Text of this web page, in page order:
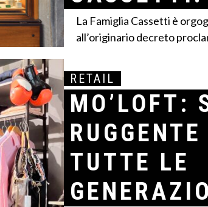
La Famiglia Cassetti è
all’originario decreto
di thePLAYERS Magazine
RETAIL
MO’LOFT:
RUGGENTE
TUTTE LE